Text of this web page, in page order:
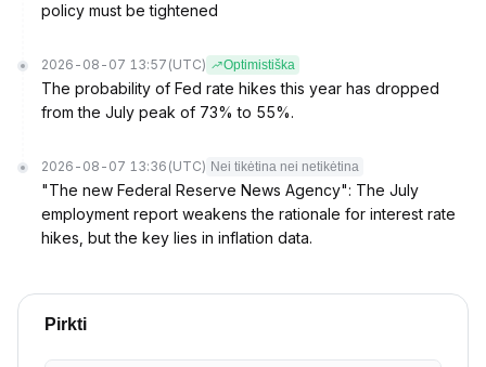
policy must be tightened
2026-08-07 13:57 (UTC) Optimistiška
The probability of Fed rate hikes this year has dropped
from the July peak of 73% to 55%.
2026-08-07 13:36 (UTC) Nei tikėtina nei netikėtina
"The new Federal Reserve News Agency": The July
employment report weakens the rationale for interest rate
hikes, but the key lies in inflation data.
Pirkti